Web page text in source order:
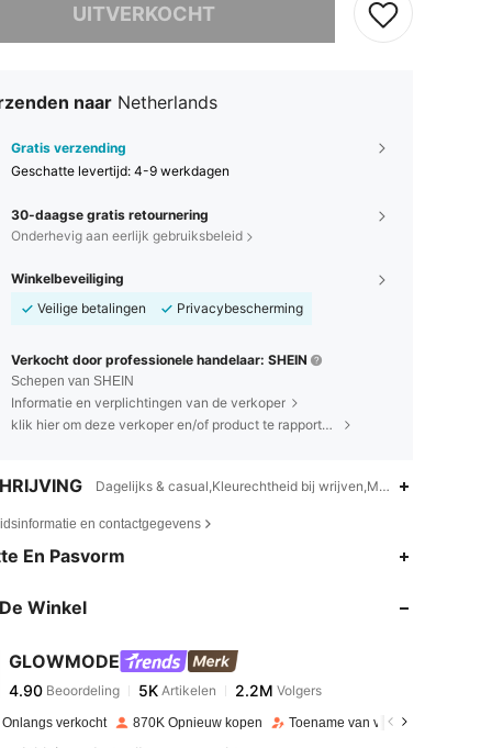
UITVERKOCHT
naar Netherlands
Gratis verzending
Geschatte levertijd: 4-9 werkdagen
30-daagse gratis retournering
Onderhevig aan eerlijk gebruiksbeleid
Winkelbeveiliging
Veilige betalingen
Privacybescherming
Verkocht door professionele handelaar: SHEIN
Schepen van SHEIN
Informatie en verplichtingen van de verkoper
klik hier om deze verkoper en/of product te rapporteren.
Dagelijks & casual,Kleurechtheid bij wrijven,Machinewas of
en contactgegevens
En Pasvorm
Winkel
GLOWMODE
4.90
4.90 Beoordeling 5KArtikelen 2.2M
2***7betaalde1 dag geleden
Onlangs verkocht 870K Opnieuw kopen Toename van volgers 15%